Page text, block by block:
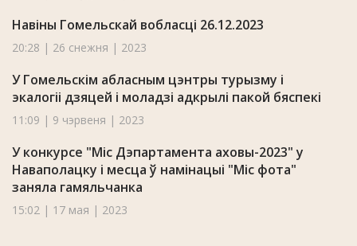
Навіны Гомельскай вобласці 26.12.2023
20:28 | 26 снежня | 2023
У Гомельскім абласным цэнтры турызму і
экалогіі дзяцей і моладзі адкрылі пакой бяспекі
11:09 | 9 чэрвеня | 2023
У конкурсе "Міс Дэпартамента аховы-2023" у
Наваполацку i месца ў намінацыі "Міс фота"
заняла гамяльчанка
15:02 | 17 мая | 2023